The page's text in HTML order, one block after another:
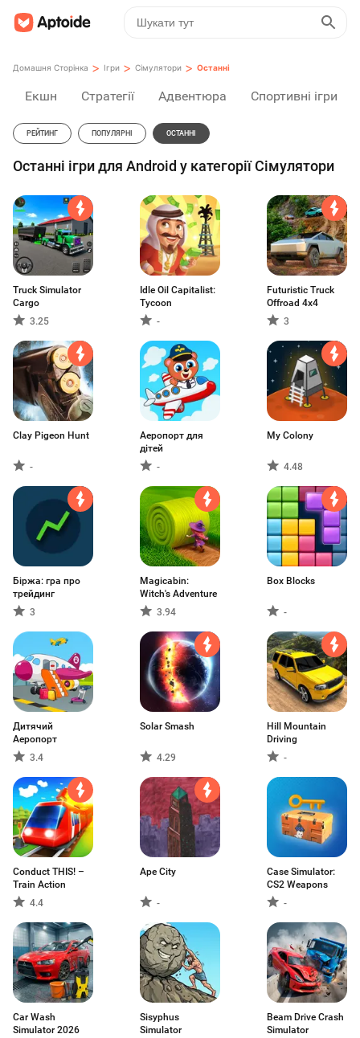
Домашня Сторінка > Ігри > Сімулятори > Останні
Екшн Стратегії Адвентюра Спортивні ігри
РЕЙТИНГ ПОПУЛЯРНІ ОСТАННІ
Останні ігри для Android у категорії Сімулятори
Truck Simulator
Cargo
3.25
Idle Oil Capitalist:
Tycoon
-
Futuristic Truck
Offroad 4x4
3
Clay Pigeon Hunt
-
Аеропорт для
дітей
-
My Colony
4.48
Біржа: гра про
трейдинг
3
Magicabin:
Witch's Adventure
3.94
Box Blocks
-
Дитячий
Аеропорт
3.4
Solar Smash
4.29
Hill Mountain
Driving
-
Conduct THIS! –
Train Action
4.4
Ape City
-
Case Simulator:
CS2 Weapons
-
Car Wash
Simulator 2026
Sisyphus
Simulator
Beam Drive Crash
Simulator